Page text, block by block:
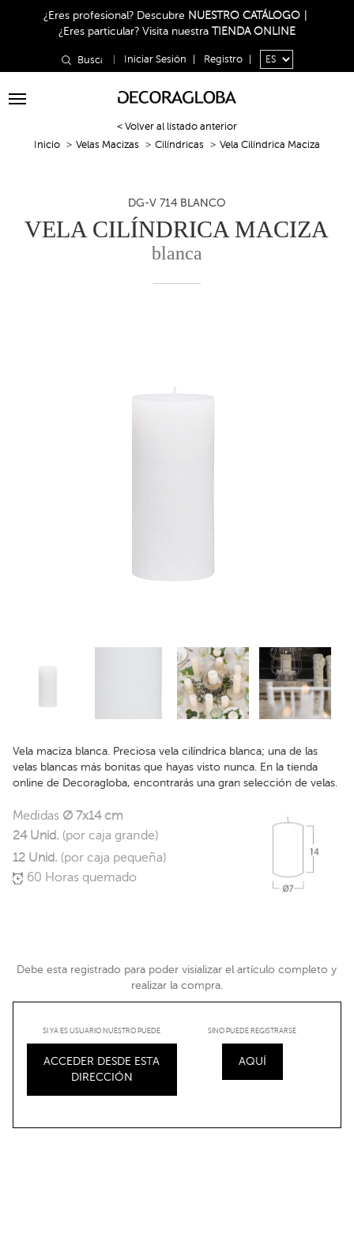
¿Eres profesional? Descubre NUESTRO CATÁLOGO
¿Eres particular? Visita nuestra TIENDA ONLINE
Iniciar Sesión Registro
Toggle
< Volver al listado anterior
Inicio
Velas Macizas Cilíndricas Vela Cilíndrica Maciza
DG-V 714 BLANCO
VELA CILÍNDRICA MACIZA
blanca
Vela maciza blanca. Preciosa vela cilíndrica blanca; una de las
velas blancas más bonitas que hayas visto nunca. En la tienda
online de Decoragloba, encontrarás una gran selección de velas.
Medidas Ø 7x14 cm
24 Unid. (por caja grande)
12 Unid. (por caja pequeña)
60 Horas quemado
Debe esta registrado para poder visializar el artículo completo y
realizar la compra.
SI YA ES USUARIO NUESTRO PUEDE
ACCEDER DESDE ESTA
DIRECCIÓN
SINO PUEDE REGISTRARSE
AQUÍ